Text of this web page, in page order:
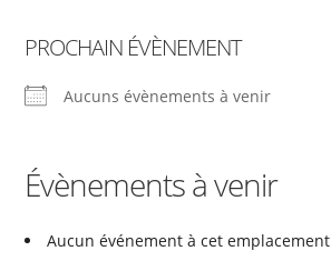
PROCHAIN ÉVÈNEMENT
Aucuns évènements à venir
Évènements à venir
Aucun événement à cet emplacement